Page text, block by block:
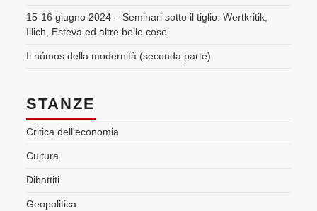
15-16 giugno 2024 – Seminari sotto il tiglio. Wertkritik,
Illich, Esteva ed altre belle cose
Il nómos della modernità (seconda parte)
STANZE
Critica dell'economia
Cultura
Dibattiti
Geopolitica